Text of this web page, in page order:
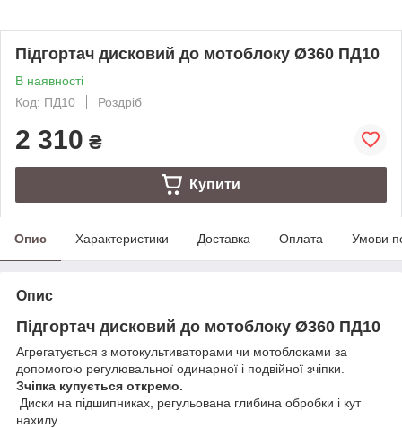
Підгортач дисковий до мотоблоку Ø360 ПД10
В наявності
Код: ПД10
Роздріб
2 310 ₴
Купити
Опис Характеристики Доставка Оплата Умови
Опис
Підгортач дисковий до мотоблоку Ø360 ПД10
Агрегатується з мотокультиваторами чи мотоблоками за
допомогою регулювальної одинарної і подвійної зчіпки.
Зчіпка купується откремо.
Диски на підшипниках, регульована глибина обробки і кут
нахилу.